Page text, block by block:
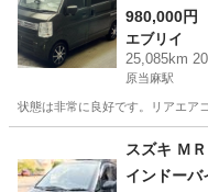
980,000円
エブリイ
25,085km
原当麻駅
状態は非常に良好です。リアエア
原当麻駅
スズキ Ｍ
インドー